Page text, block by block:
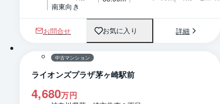
南東向き
お問合せ お気に入り 詳細
1 / 0 間取り
中古マンション
ライオンズプラザ茅ヶ崎駅前
4,680万円